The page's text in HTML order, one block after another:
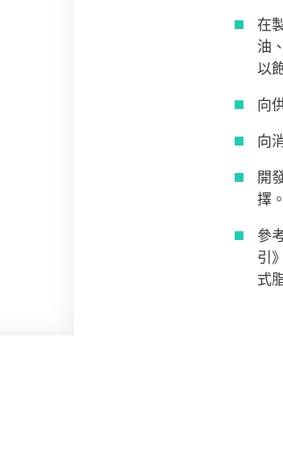
在
油
以
向
向
開
擇。
參
引
式